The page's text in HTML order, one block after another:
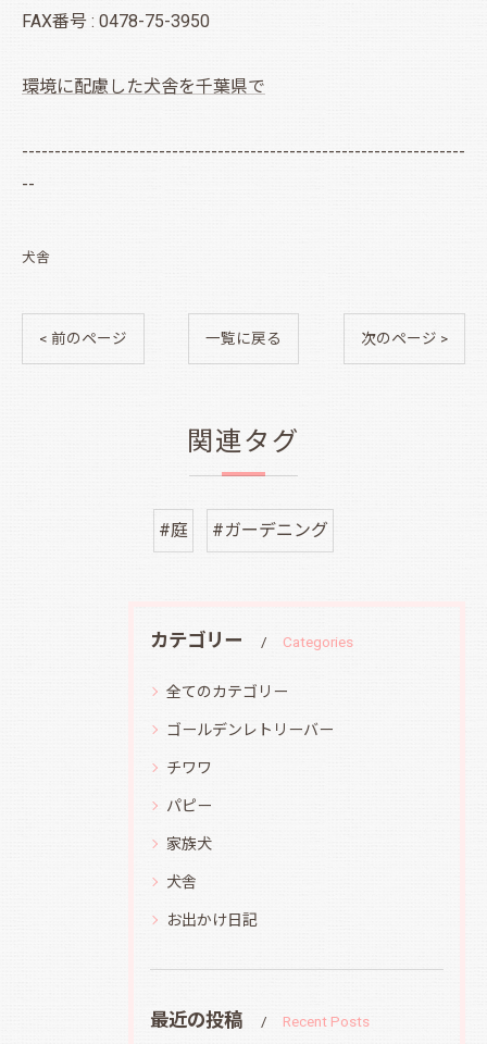
FAX番号 : 0478-75-3950
環境に配慮した犬舎を千葉県で
--------------------------------------------------------------------
--
犬舎
< 前のページ 一覧に戻る 次のページ >
関連タグ
#庭 #ガーデニング
カテゴリー Categories
全てのカテゴリー
ゴールデンレトリーバー
チワワ
パピー
家族犬
犬舎
お出かけ日記
最近の投稿 Recent Posts